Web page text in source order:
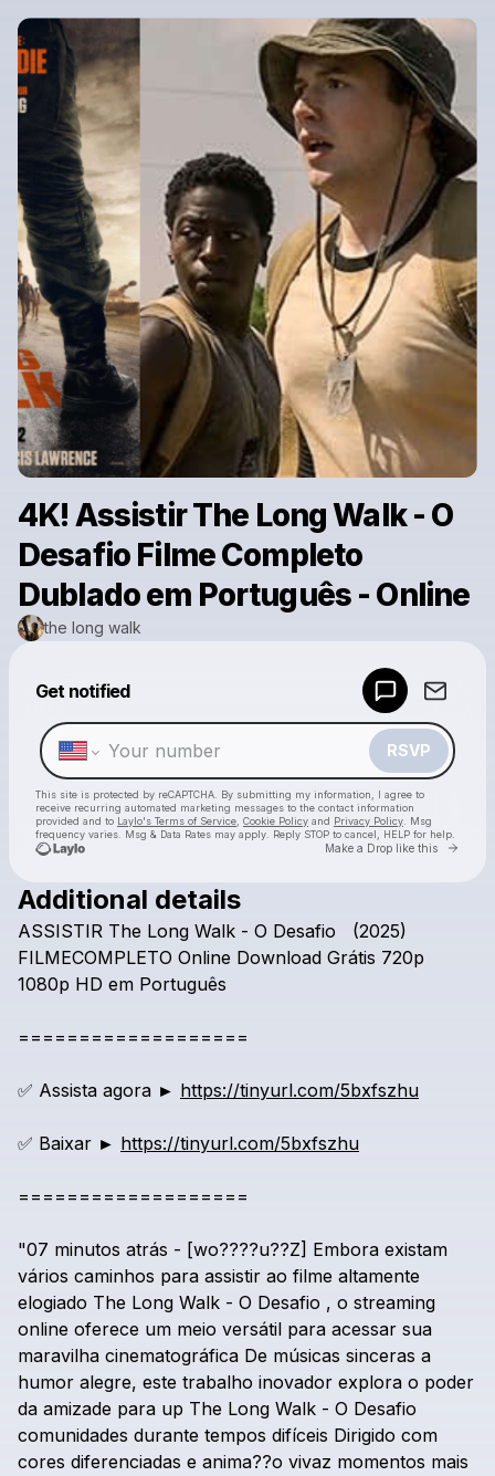
4K! Assistir The Long Walk - O
Desafio Filme Completo
Dublado em Português - Online
the long walk
Get notified
RSVP
This site is protected by reCAPTCHA. By submitting my information, I agree to
receive recurring automated marketing messages to the contact information
provided and to Laylo's Terms of Service Cookie Policy and Privacy Policy . Msg
frequency varies. Msg & Data Rates may apply. Reply STOP to cancel, HELP for help.
Make a Drop like this Go
Check your texts
Additional details
ASSISTIR The Long Walk - O Desafio
(2025)
FILMECOMPLETO Online Download Grátis 720p
1080p HD em Português
===================
✅ Assista agora ► https://tinyurl.com/5bxfszhu
✅ Baixar ► https://tinyurl.com/5bxfszhu
===================
"07 minutos atrás - [wo????u??Z] Embora existam
vários caminhos para assistir ao filme altamente
elogiado The Long Walk - O Desafio , o streaming
online oferece um meio versátil para acessar sua
maravilha cinematográfica De músicas sinceras a
humor alegre, este trabalho inovador explora o poder
da amizade para up The Long Walk - O Desafio
comunidades durante tempos difíceis Dirigido com
cores diferenciadas e anima??o vivaz momentos mais